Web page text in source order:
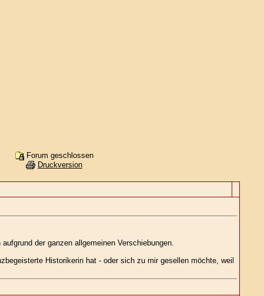
Forum geschlossen
Druckversion
der ganzen allgemeinen Verschiebungen.
Historikerin hat - oder sich zu mir gesellen möchte, weil